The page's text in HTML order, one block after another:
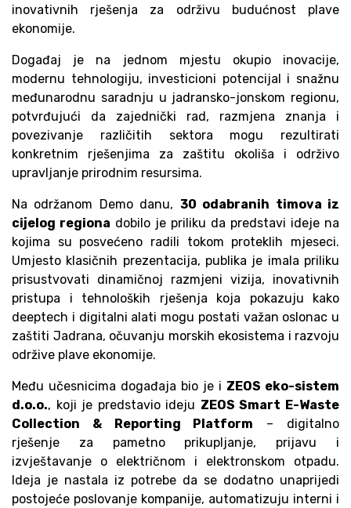
inovativnih rješenja za održivu budućnost plave
ekonomije.
Događaj je na jednom mjestu okupio inovacije,
modernu tehnologiju, investicioni potencijal i snažnu
međunarodnu saradnju u jadransko-jonskom regionu,
potvrđujući da zajednički rad, razmjena znanja i
povezivanje različitih sektora mogu rezultirati
konkretnim rješenjima za zaštitu okoliša i održivo
upravljanje prirodnim resursima.
Na održanom Demo danu, 30 odabranih timova iz
cijelog regiona dobilo je priliku da predstavi ideje na
kojima su posvećeno radili tokom proteklih mjeseci.
Umjesto klasičnih prezentacija, publika je imala priliku
prisustvovati dinamičnoj razmjeni vizija, inovativnih
pristupa i tehnoloških rješenja koja pokazuju kako
deeptech i digitalni alati mogu postati važan oslonac u
zaštiti Jadrana, očuvanju morskih ekosistema i razvoju
održive plave ekonomije.
Među učesnicima događaja bio je i ZEOS eko-sistem
d.o.o., koji je predstavio ideju ZEOS Smart E-Waste
Collection & Reporting Platform – digitalno
rješenje za pametno prikupljanje, prijavu i
izvještavanje o električnom i elektronskom otpadu.
Ideja je nastala iz potrebe da se dodatno unaprijedi
postojeće poslovanje kompanije, automatizuju interni i